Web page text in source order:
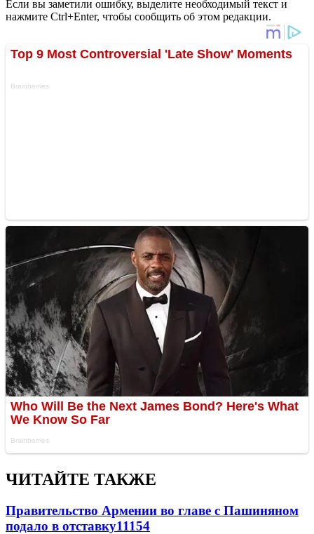
Если вы заметили ошибку, выделите необходимый текст и
нажмите Ctrl+Enter, чтобы сообщить об этом редакции.
ЧИТАЙТЕ ТАКЖЕ
Правительство Армении во главе с Пашиняном
подало в отставку11154